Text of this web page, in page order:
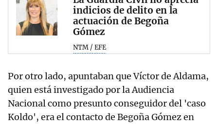
indicios de delito en la
actuación de Begoña
Gómez
NTM / EFE
Por otro lado, apuntaban que Víctor de Aldama,
quien está investigado por la Audiencia
Nacional como presunto conseguidor del 'caso
Koldo', era el contacto de Begoña Gómez en